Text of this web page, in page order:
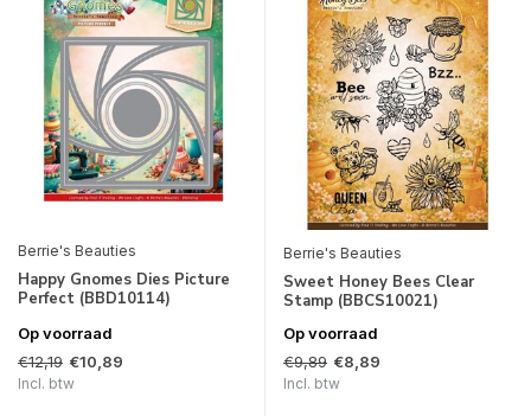
Berrie's Beauties
Happy Gnomes Dies Picture
Perfect (BBD10114)
Op voorraad
€12,19 €10,89
Incl. btw
Berrie's Beauties
Sweet Honey Bees Clear
Stamp (BBCS10021)
Op voorraad
€9,89 €8,89
Incl. btw